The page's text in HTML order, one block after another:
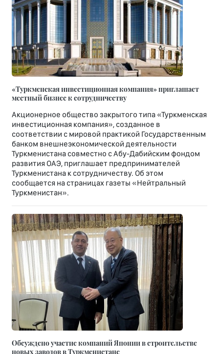
«Туркменская инвестиционная компания» приглашает
местный бизнес к сотрудничеству
Акционерное общество закрытого типа «Туркменская
инвестиционная компания», созданное в
соответствии с мировой практикой Государственным
банком внешнеэкономической деятельности
Туркменистана совместно с Абу-Дабийским фондом
развития ОАЭ, приглашает предпринимателей
Туркменистана к сотрудничеству. Об этом
сообщается на страницах газеты «Нейтральный
Туркменистан».
Обсуждено участие компаний Японии в строительстве
новых заводов в Туркменистане